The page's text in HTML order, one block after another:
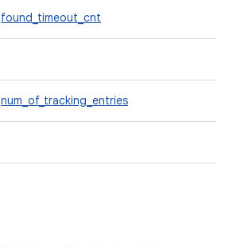
found_timeout_cnt
num_of_tracking_entries